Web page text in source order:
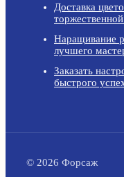
Доставка
Наращивание
лучшего
Заказать
быстрого
© 2026 Форсаж